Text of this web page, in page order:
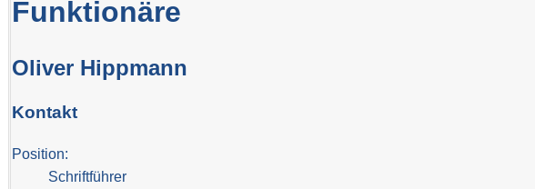
Funktionäre
Oliver Hippmann
Kontakt
Position:
Schriftführer